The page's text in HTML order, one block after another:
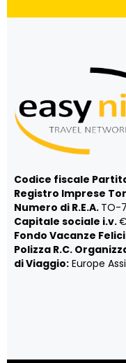
Codice fiscale
Registro Imprese
Numero di R.E.A. TO-
Capitale sociale i.v.
Fondo Vacanze Felici
Polizza R.C.
di Viaggio: Europe